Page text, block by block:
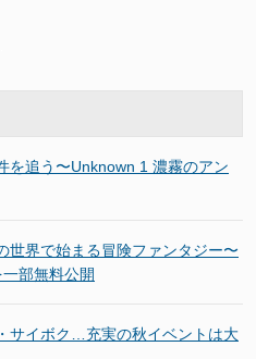
を追う〜Unknown 1 濃霧のアン
世界で始まる冒険ファンタジー〜
部無料公開
サイボク…充実の秋イベントは大